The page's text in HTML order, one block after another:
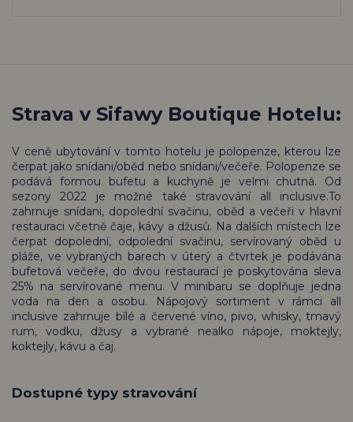
Strava v Sifawy Boutique Hotelu:
V ceně ubytování v tomto hotelu je polopenze, kterou lze
čerpat jako snídani/oběd nebo snídani/večeře. Polopenze se
podává formou bufetu a kuchyně je velmi chutná. Od
sezony 2022 je možné také stravování all inclusive.To
zahrnuje snídani, dopolední svačinu, oběd a večeři v hlavní
restauraci včetně čaje, kávy a džusů. Na dalších místech lze
čerpat dopolední, odpolední svačinu, servírovaný oběd u
pláže, ve vybraných barech v úterý a čtvrtek je podávána
bufetová večeře, do dvou restaurací je poskytována sleva
25% na servírované menu. V minibaru se doplňuje jedna
voda na den a osobu. Nápojový sortiment v rámci all
inclusive zahrnuje bílé a červené víno, pivo, whisky, tmavý
rum, vodku, džusy a vybrané nealko nápoje, moktejly,
koktejly, kávu a čaj.
Dostupné typy stravování